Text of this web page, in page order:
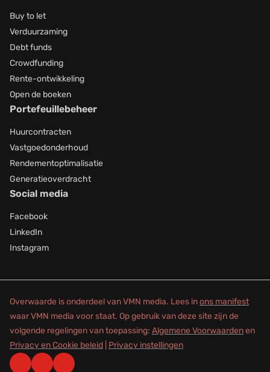
Buy to let
Verduurzaming
Debt funds
Crowdfunding
Rente-ontwikkeling
Open de boeken
Portefeuillebeheer
Huurcontracten
Vastgoedonderhoud
Rendementoptimalisatie
Generatieoverdracht
Social media
Facebook
LinkedIn
Instagram
Overwaarde is onderdeel van VMN media. Lees inons manifest
waar VMN media voor staat. Op gebruik van deze site zijn de
volgende regelingen van toepassing: Algemene Voorwaardenen
Privacy en Cookie beleid Privacy instellingen